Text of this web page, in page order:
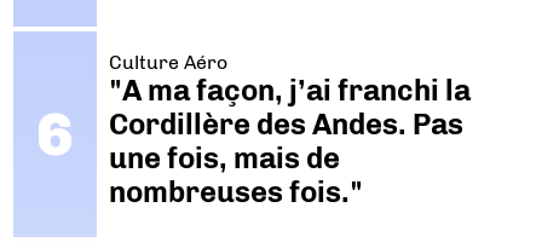
Culture Aéro
"A ma façon, j’ai franchi la
Cordillère des Andes. Pas
une fois, mais de
nombreuses fois."